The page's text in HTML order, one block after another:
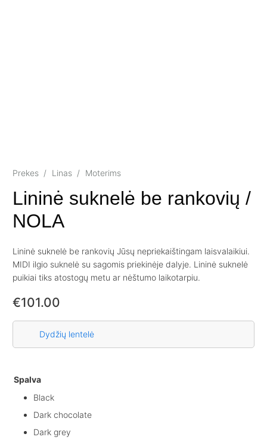
Prekes / Linas / Moterims
Lininė suknelė be rankovių /
NOLA
Lininė suknelė be rankovių Jūsų nepriekaištingam laisvalaikiui.
MIDI ilgio suknelė su sagomis priekinėje dalyje. Lininė suknelė
puikiai tiks atostogų metu ar nėštumo laikotarpiu.
€101.00
Dydžių lentelė
Spalva
Black
Dark chocolate
Dark grey